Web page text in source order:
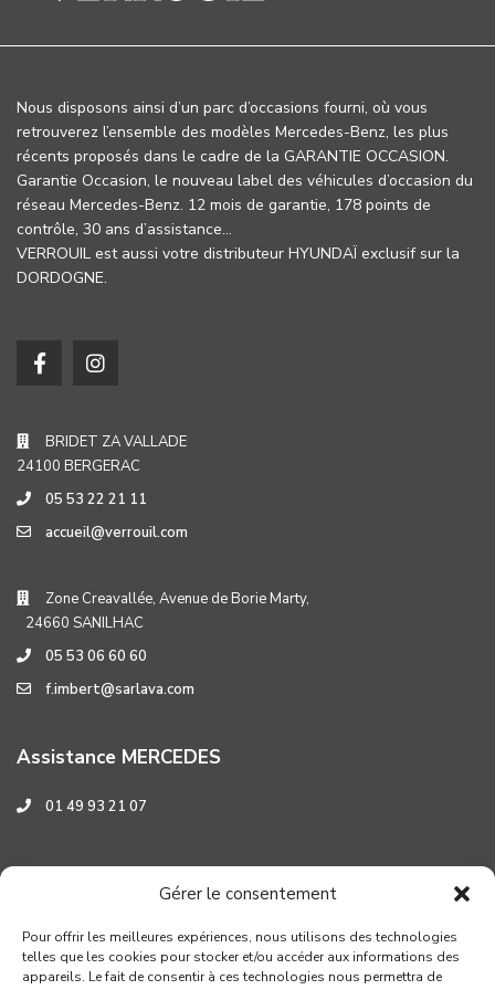
Gérer le consentement
Pour offrir les meilleures expériences, nous utilisons des technologies
telles que les cookies pour stocker et/ou accéder aux informations des
appareils. Le fait de consentir à ces technologies nous permettra de
Nous disposons ainsi d’un parc d’occasions fourni, où vous
retrouverez l’ensemble des modèles Mercedes-Benz, les plus
récents proposés dans le cadre de la GARANTIE OCCASION.
Garantie Occasion, le nouveau label des véhicules d’occasion du
réseau Mercedes-Benz. 12 mois de garantie, 178 points de
contrôle, 30 ans d’assistance…
VERROUIL est aussi votre distributeur HYUNDAÏ exclusif sur la
DORDOGNE.
BRIDET ZA VALLADE
24100 BERGERAC
05 53 22 21 11
accueil@verrouil.com
Zone Creavallée, Avenue de Borie Marty,
24660 SANILHAC
05 53 06 60 60
f.imbert@sarlava.com
Assistance MERCEDES
01 49 93 21 07
Assistance HYUNDAI